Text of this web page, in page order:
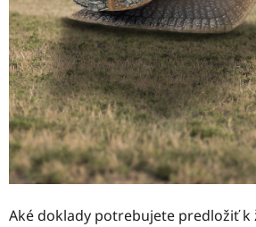
Aké doklady potrebujete predložiť k